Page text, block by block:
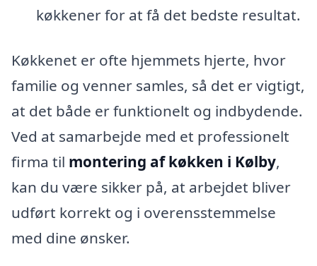
køkkener for at få det bedste resultat.
Køkkenet er ofte hjemmets hjerte, hvor
familie og venner samles, så det er vigtigt,
at det både er funktionelt og indbydende.
Ved at samarbejde med et professionelt
firma til montering af køkken i Kølby,
kan du være sikker på, at arbejdet bliver
udført korrekt og i overensstemmelse
med dine ønsker.